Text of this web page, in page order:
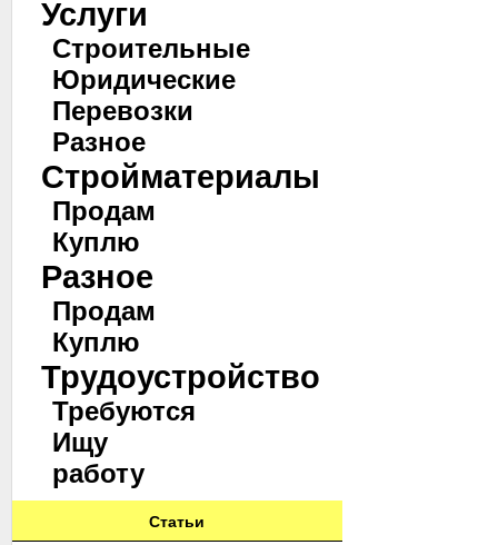
Услуги
Строительные
Юридические
Перевозки
Разное
Стройматериалы
Продам
Куплю
Разное
Продам
Куплю
Трудоустройство
Требуются
Ищу
работу
Статьи